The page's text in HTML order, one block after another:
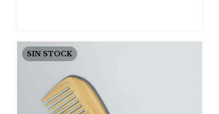
SIN STOCK